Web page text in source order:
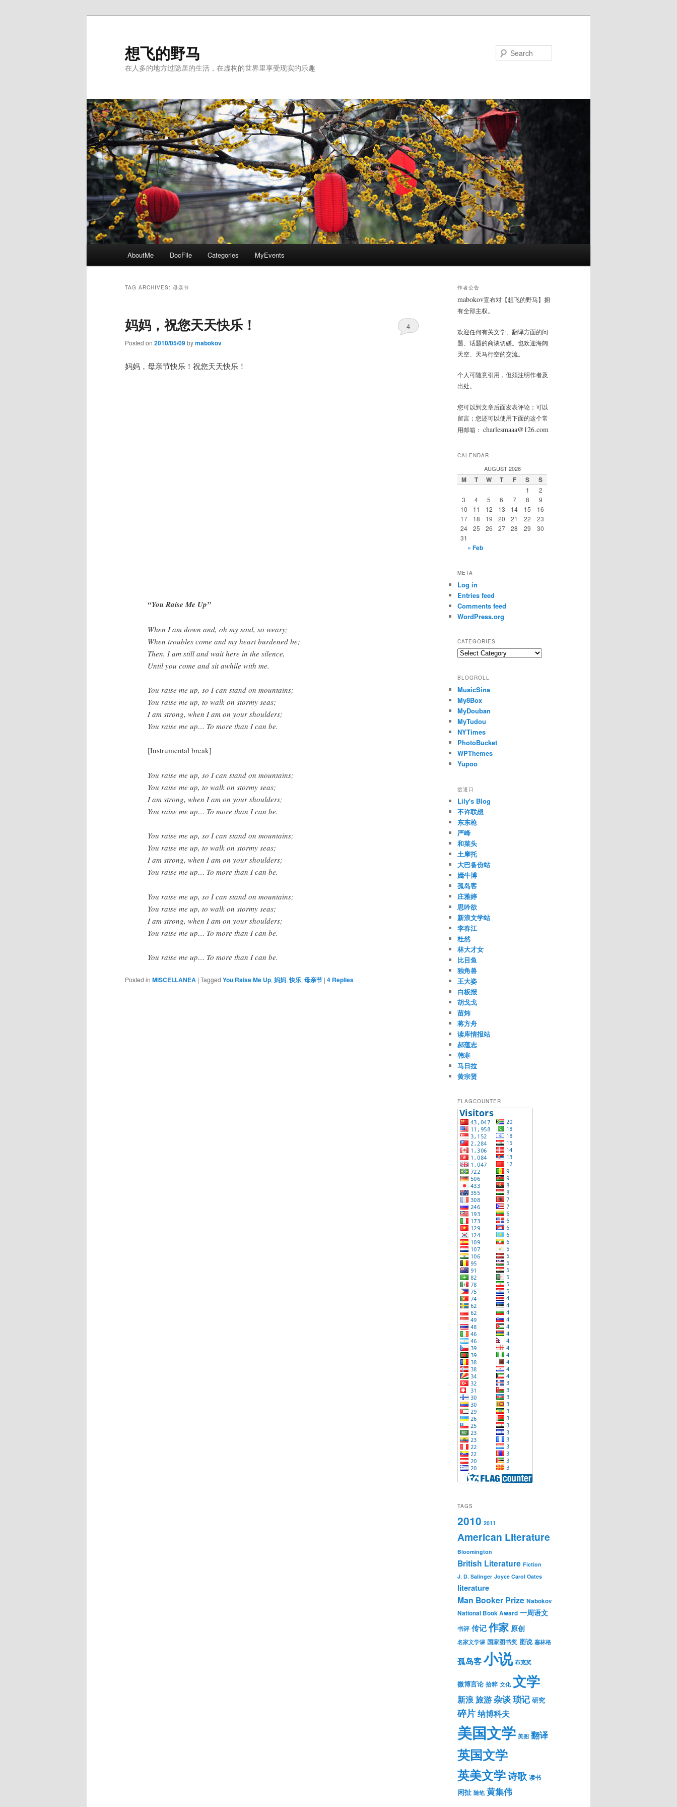
想飞的野马
在人多的地方过隐居的生活，在虚构的世界里享受现实的乐趣
AboutMe DocFile Categories MyEvents
TAG ARCHIVES: 母亲节
妈妈，祝您天天快乐！
Posted on 2010/05/09bymabokov
4
妈妈，母亲节快乐！祝您天天快乐！
“You Raise Me Up”
When I am down and, oh my soul, so weary;
When troubles come and my heart burdened be;
Then, I am still and wait here in the silence,
Until you come and sit awhile with me.
You raise me up, so I can stand on mountains;
You raise me up, to walk on stormy seas;
I am strong, when I am on your shoulders;
You raise me up… To more than I can be.
[Instrumental break]
You raise me up, so I can stand on mountains;
You raise me up, to walk on stormy seas;
I am strong, when I am on your shoulders;
You raise me up… To more than I can be.
You raise me up, so I can stand on mountains;
You raise me up, to walk on stormy seas;
I am strong, when I am on your shoulders;
You raise me up… To more than I can be.
You raise me up, so I can stand on mountains;
You raise me up, to walk on stormy seas;
I am strong, when I am on your shoulders;
You raise me up… To more than I can be.
You raise me up… To more than I can be.
Posted in MISCELLANEA | Tagged You Raise Me Up, 妈妈,快乐, 母亲节 | 4 Replies
作者公告
mabokov宣布对【想飞的野马】拥
有全部主权。
欢迎任何有关文学、翻译方面的问
题、话题的商谈切磋。也欢迎海阔
天空、天马行空的交流。
个人可随意引用，但须注明作者及
出处。
您可以到文章后面发表评论；可以
留言；您还可以使用下面的这个常
用邮箱： charlesmaaa@126.com
CALENDAR
AUGUST 2026
M T W T F S S
1
2
3
4 5 6 7 8
9
10
11 12 13 14 15
16
17
18 19 20 21 22
23
24
25 26 27 28 29
30
31
« Feb
META
Log in
Entries feed
Comments feed
WordPress.org
CATEGORIES
Categories
BLOGROLL
MusicSina
My8Box
MyDouban
MyTudou
NYTimes
PhotoBucket
WPThemes
Yupoo
岔道口
Lily's Blog
不许联想
东东枪
严峰
和菜头
土摩托
大巴备份站
嫣牛博
孤岛客
庄雅婷
思吟欲
新浪文学站
李春江
杜然
林大才女
比目鱼
独角兽
王大姿
白板报
胡戈戈
苗炜
蒋方舟
读库情报站
郝蕴志
韩寒
马日拉
黄宗贤
FLAGCOUNTER
TAGS
2010 2011
American Literature
Bloomington
British Literature Fiction
J. D. Salinger Joyce Carol Oates
literature
Man Booker Prize Nabokov
National Book Award 一周语文
书评 传记作家 原创
名家文学课 国家图书奖 图说 塞林格
孤岛客小说 布克奖
微博言论 拾粹 文化 文学
新浪旅游杂谈琐记 研究
碎片纳博科夫
美国文学 美图 翻译
英国文学
英美文学诗歌 读书
闲扯 随笔 黄集伟